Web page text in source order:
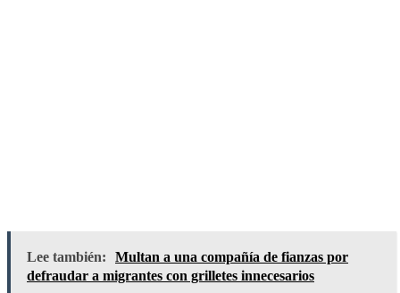
Lee también:
Multan a una compañía de fianzas por
defraudar a migrantes con grilletes innecesarios